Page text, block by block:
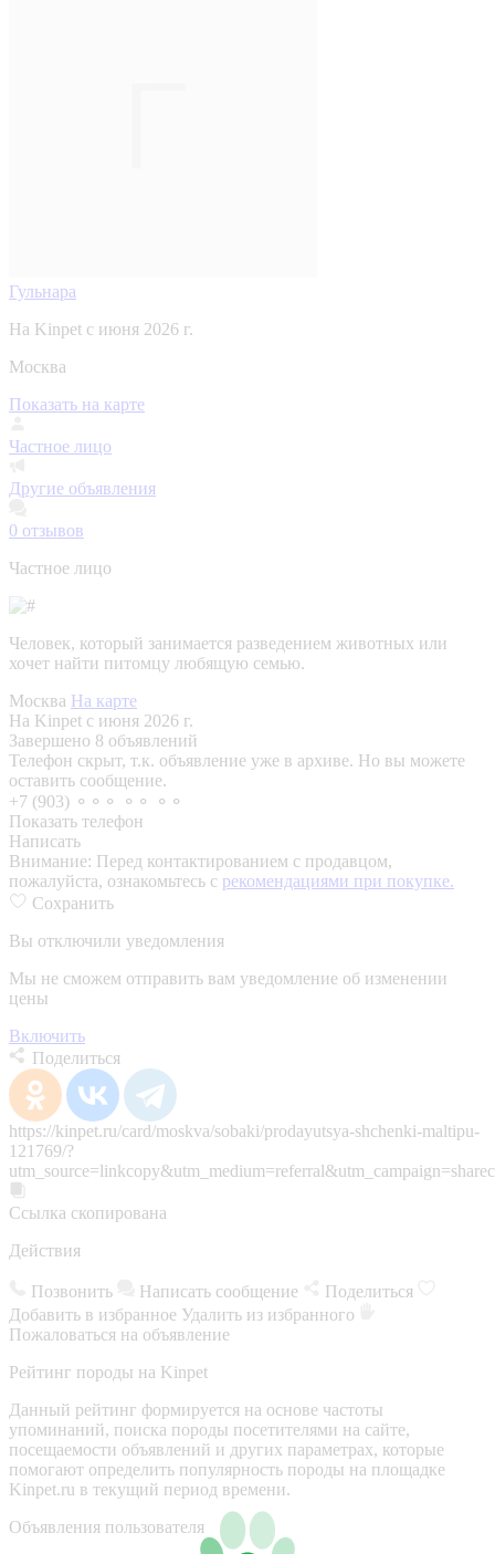
Гульнара
На Kinpet c июня 2026 г.
Москва
Показать на карте
Частное лицо
Другие объявления
0 отзывов
Частное лицо
Человек, который занимается разведением животных или
хочет найти питомцу любящую семью.
Москва На карте
На Kinpet c июня 2026 г.
Завершено 8 объявлений
Телефон скрыт, т.к. объявление уже в архиве. Но вы можете
оставить сообщение.
+7 (903) ⚬⚬⚬ ⚬⚬ ⚬⚬
Показать телефон
Написать
Внимание: Перед контактированием с продавцом,
пожалуйста, ознакомьтесь с рекомендациями при покупке.
Сохранить
Вы отключили уведомления
Мы не сможем отправить вам уведомление об изменении
цены
Включить
Поделиться
https://kinpet.ru/card/moskva/sobaki/prodayutsya-shchenki-maltipu-
121769/?
Ссылка скопирована
Действия
Позвонить Написать сообщение
Поделиться
Добавить в избранное Удалить из избранного
Пожаловаться на объявление
Рейтинг породы на Kinpet
Данный рейтинг формируется на основе частоты
упоминаний, поиска породы посетителями на сайте,
посещаемости объявлений и других параметрах, которые
помогают определить популярность породы на площадке
Kinpet.ru в текущий период времени.
Объявления пользователя